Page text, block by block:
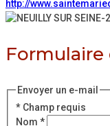
http://
Envoyer un e-mail
*Champ requis
Nom *